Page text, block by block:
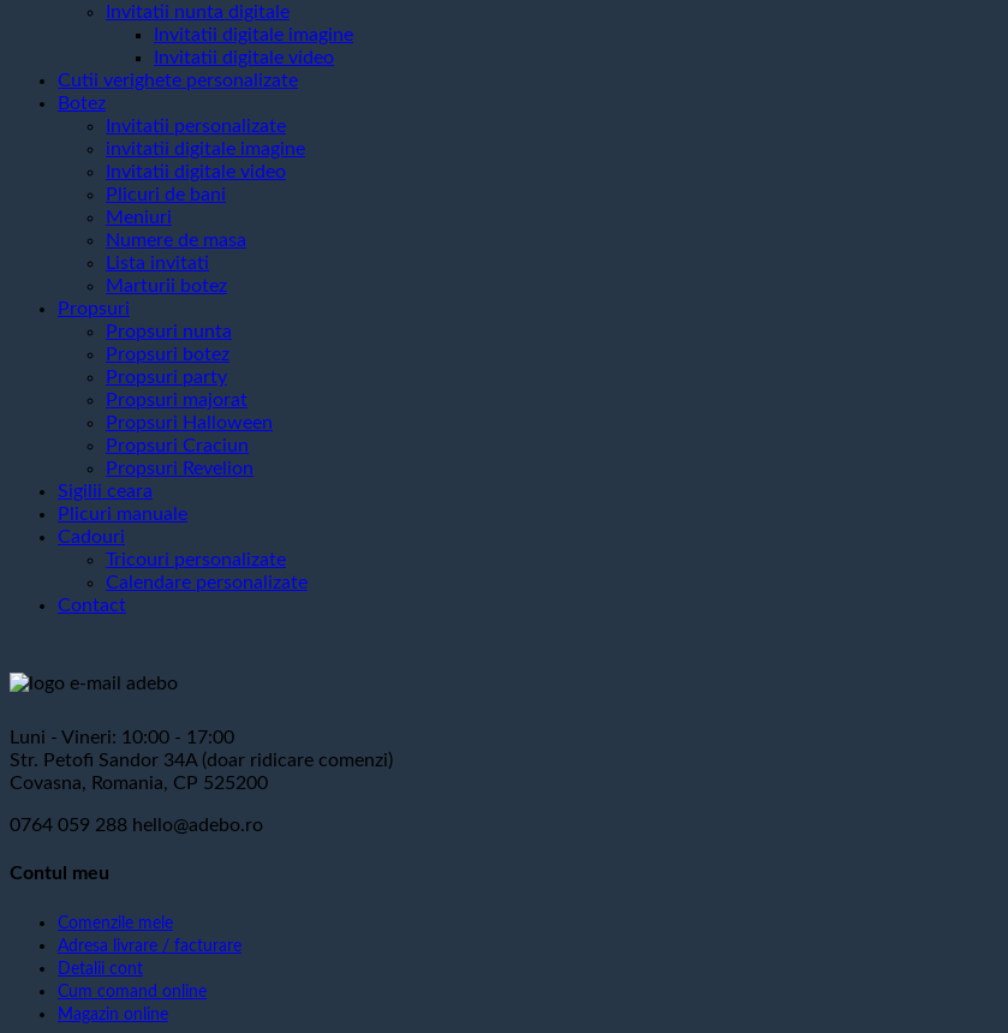
Invitatii nunta digitale
Invitatii digitale imagine
Invitatii digitale video
Cutii verighete personalizate
Botez
Invitatii personalizate
invitatii digitale imagine
Invitatii digitale video
Plicuri de bani
Meniuri
Numere de masa
Lista invitati
Marturii botez
Propsuri
Propsuri nunta
Propsuri botez
Propsuri party
Propsuri majorat
Propsuri Halloween
Propsuri Craciun
Propsuri Revelion
Sigilii ceara
Plicuri manuale
Cadouri
Tricouri personalizate
Calendare personalizate
Contact
Luni - Vineri: 10:00 - 17:00
Str. Petofi Sandor 34A (doar ridicare comenzi)
Covasna, Romania, CP 525200
0764 059 288 hello@adebo.ro
Contul meu
Comenzile mele
Adresa livrare / facturare
Detalii cont
Cum comand online
Magazin online